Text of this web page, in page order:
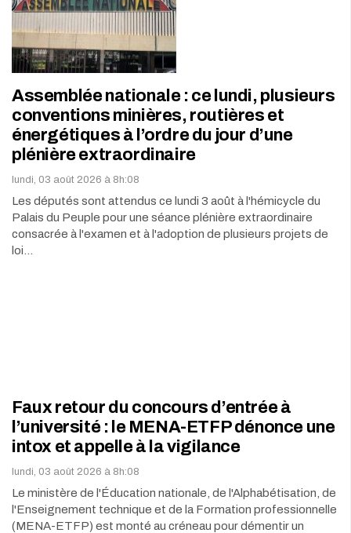
Assemblée nationale : ce lundi, plusieurs
conventions minières, routières et
énergétiques à l’ordre du jour d’une
plénière extraordinaire
lundi, 03 août 2026 à 8h:08
Les députés sont attendus ce lundi 3 août à l'hémicycle du
Palais du Peuple pour une séance plénière extraordinaire
consacrée à l'examen et à l'adoption de plusieurs projets de
loi…
Faux retour du concours d’entrée à
l’université : le MENA-ETFP dénonce une
intox et appelle à la vigilance
lundi, 03 août 2026 à 8h:08
Le ministère de l'Éducation nationale, de l'Alphabétisation, de
l'Enseignement technique et de la Formation professionnelle
(MENA-ETFP) est monté au créneau pour démentir un